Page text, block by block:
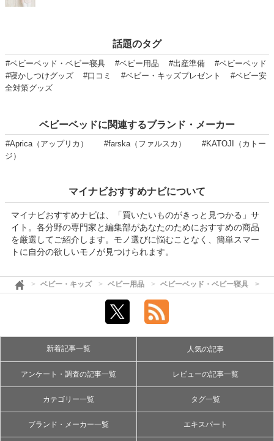
話題のタグ
#ベビーベッド・ベビー寝具 #ベビー用品 #出産準備
#ベビーベッド
#寝かしつけグッズ
#口コミ #ベビー・キッズプレゼント
#ベビー安
全対策グッズ
ベビーベッドに関連するブランド・メーカー
#Aprica（アップリカ） #farska（ファルスカ）
#KATOJI（カトー
ジ）
マイナビおすすめナビについて
マイナビおすすめナビは、「買いたいものがきっと見つかる」サ
イト。各分野の専門家と編集部があなたのためにおすすめの商品
を厳選してご紹介します。モノ選びに悩むことなく、簡単スマー
トに自分の欲しいモノが見つけられます。
ベビー・キッズ ベビー用品 ベビーベッド・ベビー寝具
新着記事一覧 人気の記事
アンケート・調査の記事一覧 レビューの記事一覧
カテゴリー一覧 タグ一覧
ブランド・メーカー一覧 エキスパート